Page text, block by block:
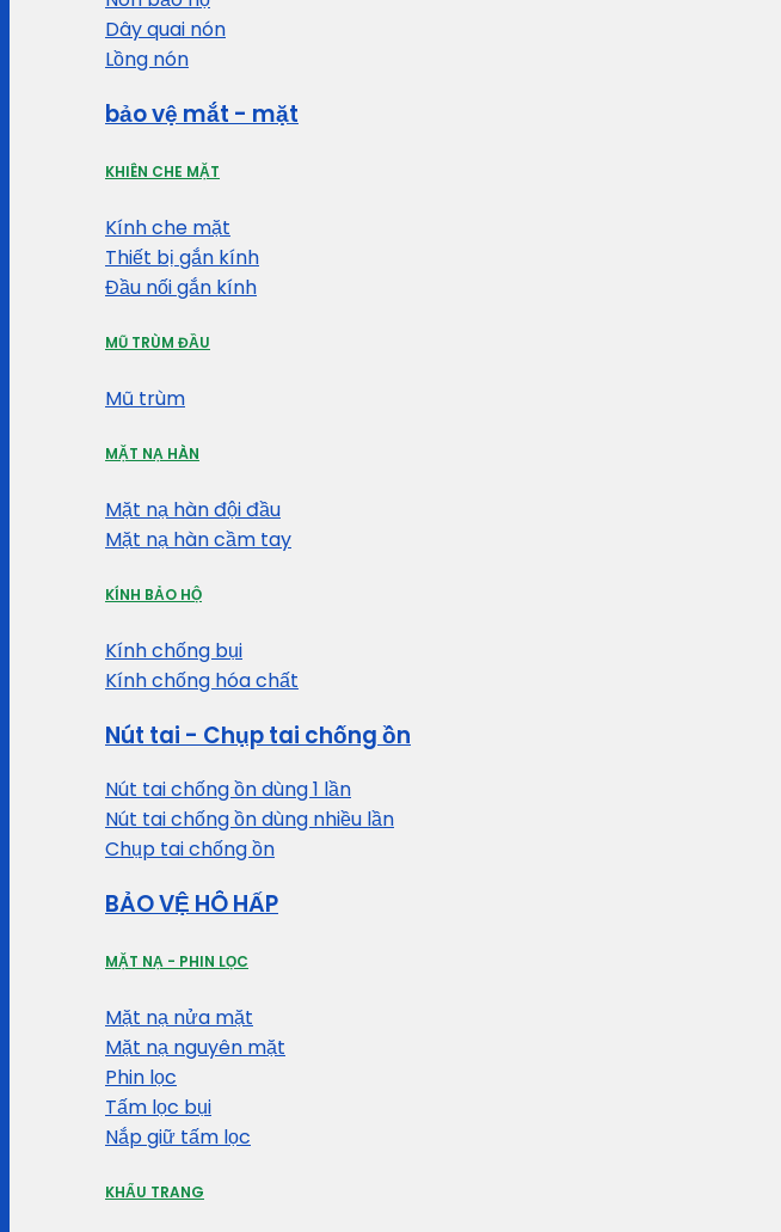
Dây quai nón
Lồng nón
bảo vệ mắt - mặt
KHIÊN CHE MẶT
Kính che mặt
Thiết bị gắn kính
Đầu nối gắn kính
MŨ TRÙM ĐẦU
Mũ trùm
MẶT NẠ HÀN
Mặt nạ hàn đội đầu
Mặt nạ hàn cầm tay
KÍNH BẢO HỘ
Kính chống bụi
Kính chống hóa chất
Nút tai - Chụp tai chống ồn
Nút tai chống ồn dùng 1 lần
Nút tai chống ồn dùng nhiều lần
Chụp tai chống ồn
BẢO VỆ HÔ HẤP
MẶT NẠ - PHIN LỌC
Mặt nạ nửa mặt
Mặt nạ nguyên mặt
Phin lọc
Tấm lọc bụi
Nắp giữ tấm lọc
KHẨU TRANG